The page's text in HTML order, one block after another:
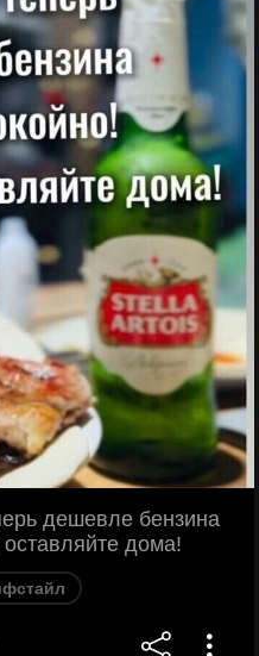
дешевле бензина
дома!